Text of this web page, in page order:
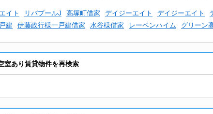
イト リバプールJ 高塚町借家 デイジーエイト デイジーエイト
建 伊藤政行様一戸建借家 水谷様借家 レーベンハイム グリーン
室あり賃貸物件を再検索